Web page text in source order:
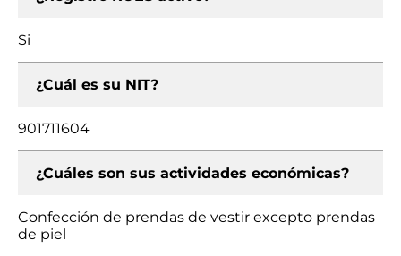
Si
¿Cuál es su NIT?
901711604
¿Cuáles son sus actividades económicas?
Confección de prendas de vestir excepto prendas
de piel